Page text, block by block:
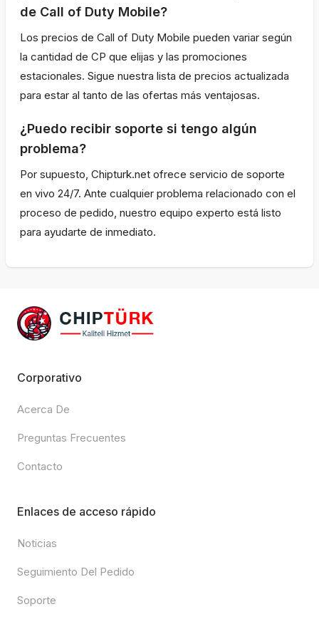
de Call of Duty Mobile?
Los precios de Call of Duty Mobile pueden variar según
la cantidad de CP que elijas y las promociones
estacionales. Sigue nuestra lista de precios actualizada
para estar al tanto de las ofertas más ventajosas.
¿Puedo recibir soporte si tengo algún
problema?
Por supuesto, Chipturk.net ofrece servicio de soporte
en vivo 24/7. Ante cualquier problema relacionado con el
proceso de pedido, nuestro equipo experto está listo
para ayudarte de inmediato.
Corporativo
Acerca De
Preguntas Frecuentes
Contacto
Enlaces de acceso rápido
Noticias
Seguimiento Del Pedido
Soporte